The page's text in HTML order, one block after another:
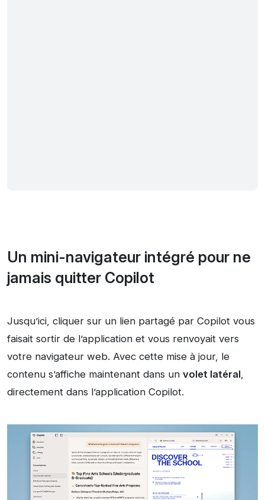
Un mini-navigateur intégré pour ne
jamais quitter Copilot
Jusqu’ici, cliquer sur un lien partagé par Copilot vous
faisait sortir de l’application et vous renvoyait vers
votre navigateur web. Avec cette mise à jour, le
contenu s’affiche maintenant dans un volet latéral,
directement dans l’application Copilot.